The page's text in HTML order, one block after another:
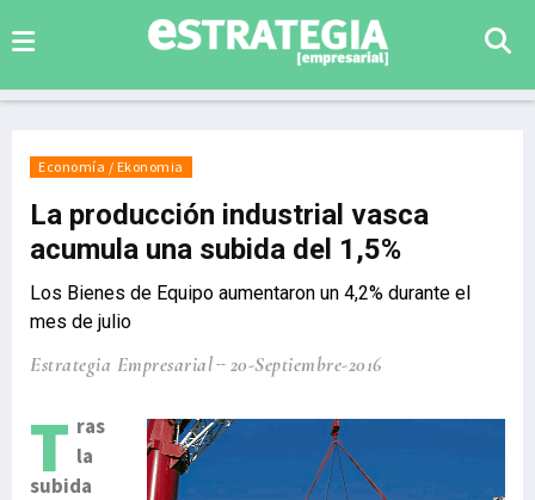
Economía / Ekonomia
La producción industrial vasca
acumula una subida del 1,5%
Los Bienes de Equipo aumentaron un 4,2% durante el
mes de julio
Estrategia Empresarial 20-Septiembre-2016
T ras
la
subida